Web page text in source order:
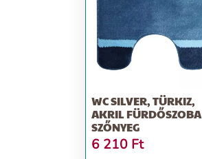
WC SILVER, TÜRKIZ,
AKRIL FÜRDŐSZOBA
SZŐNYEG
6 210 Ft